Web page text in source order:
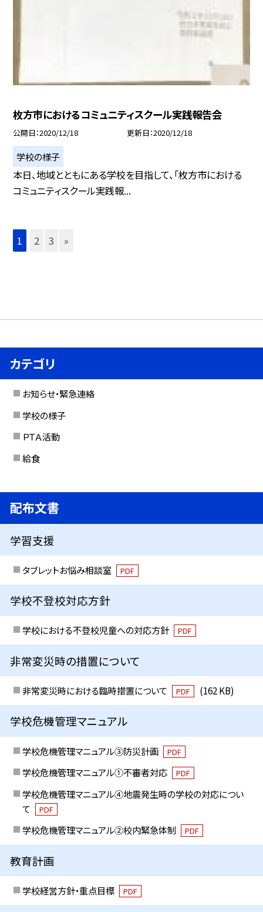
枚方市におけるコミュニティスクール実践報告会
公開日 2020/12/18 更新日 2020/12/18
学校の様子
本日、地域とともにある学校を目指して、「枚方市における
コミュニティスクール実践報...
1 2 3 »
カテゴリ
お知らせ・緊急連絡
学校の様子
ＰＴＡ活動
給食
配布文書
学習支援
タブレットお悩み相談室 PDF
学校不登校対応方針
学校における不登校児童への対応方針 PDF
非常変災時の措置について
非常変災時における臨時措置について PDF (162 KB)
学校危機管理マニュアル
学校危機管理マニュアル③防災計画 PDF
学校危機管理マニュアル①不審者対応 PDF
学校危機管理マニュアル④地震発生時の学校の対応につい
て
PDF
学校危機管理マニュアル②校内緊急体制 PDF
教育計画
学校経営方針・重点目標 PDF